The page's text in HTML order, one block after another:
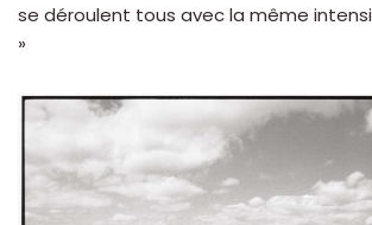
se déroulent tous avec la même
»